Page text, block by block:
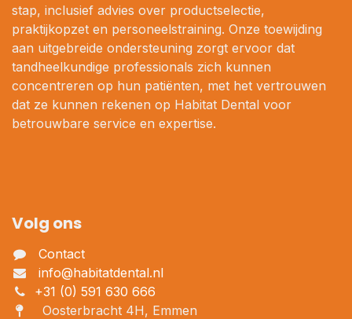
stap, inclusief advies over productselectie,
praktijkopzet en personeelstraining. Onze toewijding
aan uitgebreide ondersteuning zorgt ervoor dat
tandheelkundige professionals zich kunnen
concentreren op hun patiënten, met het vertrouwen
dat ze kunnen rekenen op Habitat Dental voor
betrouwbare service en expertise.
Volg ons
Contact
info@habitatdental.nl
+31 (0) 591 630 666
Oosterbracht 4H, Emmen